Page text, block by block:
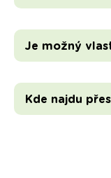
Je možný
Kde najdu